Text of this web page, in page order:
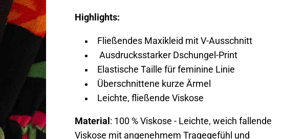
Highlights:
Fließendes Maxikleid mit V-Ausschnitt
Ausdrucksstarker Dschungel-Print
Elastische Taille für feminine Linie
Überschnittene kurze Ärmel
Leichte, fließende Viskose
Material : 100 % Viskose - Leichte, weich fallende
Viskose mit angenehmem Tragegefühl und